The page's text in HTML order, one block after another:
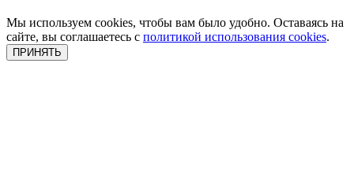
Мы используем cookies, чтобы вам было удобно. Оставаясь на
сайте, вы соглашаетесь с политикой использования cookies.
ПРИНЯТЬ